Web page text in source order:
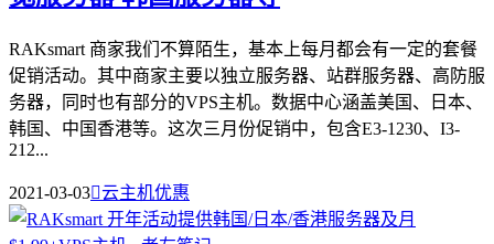
RAKsmart 商家我们不算陌生，基本上每月都会有一定的套餐
促销活动。其中商家主要以独立服务器、站群服务器、高防服
务器，同时也有部分的VPS主机。数据中心涵盖美国、日本、
韩国、中国香港等。这次三月份促销中，包含E3-1230、I3-
212...
2021-03-03云主机优惠